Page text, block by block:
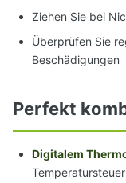
Ziehen Sie bei
Überprüfen Sie
Beschädigungen
Perfekt
Digitalem